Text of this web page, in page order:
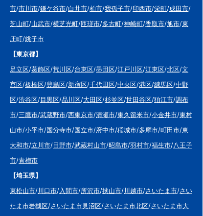
市/市川市/鎌ケ谷市/白井市/柏市/我孫子市/印西市/栄町/成田市/
芝山町/山武市/横芝光町/匝瑳市/多古町/神崎町/香取市/旭市/東
庄町/銚子市
【東京都】
足立区/葛飾区/荒川区/台東区/墨田区/江戸川区/江東区/北区/文
京区/板橋区/豊島区/新宿区/千代田区/中央区/港区/練馬区/中野
区/渋谷区/目黒区/品川区/大田区/杉並区/世田谷区/狛江市/調布
市/三鷹市/武蔵野市/西東京市/清瀬市/東久留米市/小金井市/東村
山市/小平市/国分寺市/国立市/府中市/稲城市/多摩市/町田市/東
大和市/立川市/日野市/武蔵村山市/昭島市/羽村市/福生市/八王子
市/青梅市
【埼玉県】
東松山市/川口市/入間市/所沢市/挟山市/川越市/さいたま市/さい
たま市岩槻区/さいたま市見沼区/さいたま市北区/さいたま市大